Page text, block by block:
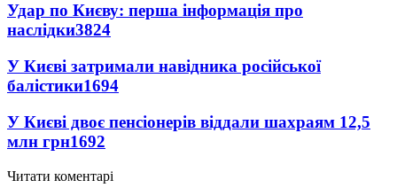
Удар по Києву: перша інформація про
наслідки3824
У Києві затримали навідника російської
балістики1694
У Києві двоє пенсіонерів віддали шахраям 12,5
млн грн1692
Читати коментарі